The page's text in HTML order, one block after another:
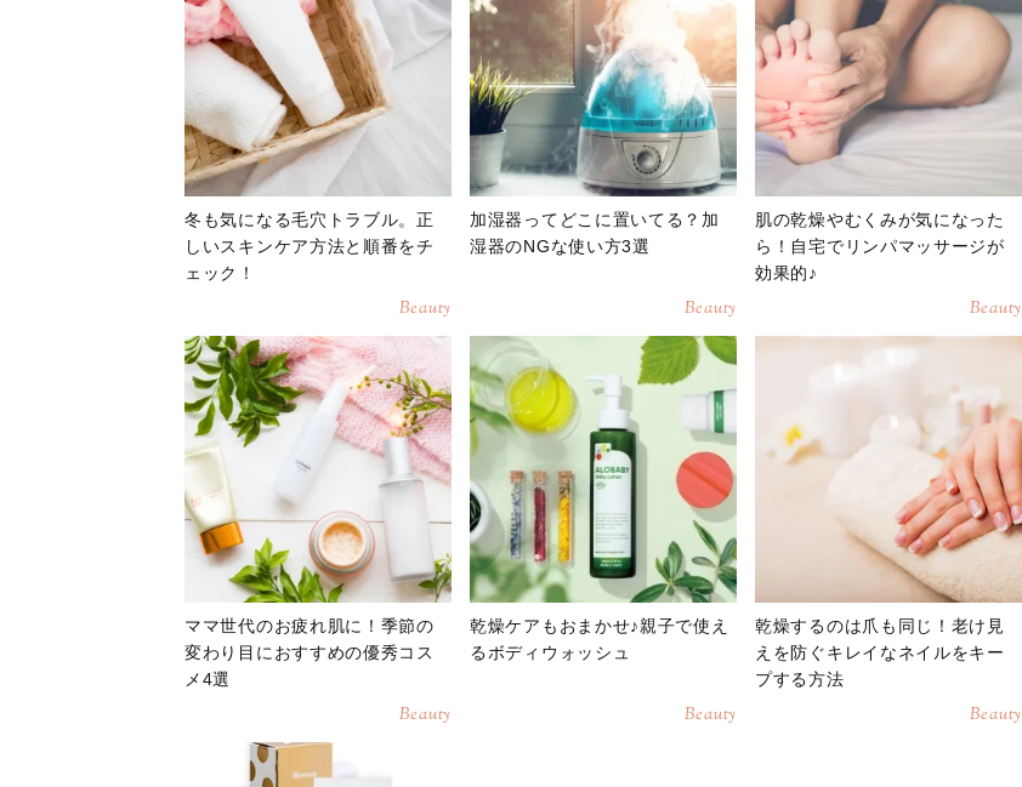
冬も気になる毛穴トラブル。正
しいスキンケア方法と順番をチ
ェック！
Beauty
加湿器ってどこに置いてる？加
湿器のNGな使い方3選
Beauty
肌の乾燥やむくみが気になった
ら！自宅でリンパマッサージが
効果的♪
Beauty
ママ世代のお疲れ肌に！季節の
変わり目におすすめの優秀コス
メ4選
Beauty
乾燥ケアもおまかせ♪親子で使え
るボディウォッシュ
Beauty
乾燥するのは爪も同じ！老け見
えを防ぐキレイなネイルをキー
プする方法
Beauty